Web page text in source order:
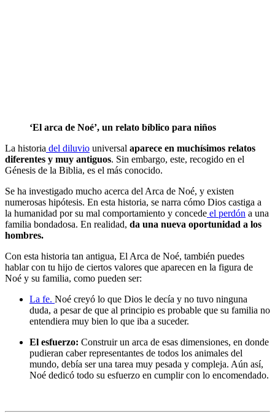
‘El arca de Noé’, un relato bíblico para niños
La historia del diluvio universal aparece en muchísimos relatos
diferentes y muy antiguos. Sin embargo, este, recogido en el
Génesis de la Biblia, es el más conocido.
Se ha investigado mucho acerca del Arca de Noé, y existen
numerosas hipótesis. En esta historia, se narra cómo Dios castiga a
la humanidad por su mal comportamiento y concede el perdón a una
familia bondadosa. En realidad, da una nueva oportunidad a los
hombres.
Con esta historia tan antigua, El Arca de Noé, también puedes
hablar con tu hijo de ciertos valores que aparecen en la figura de
Noé y su familia, como pueden ser:
La fe. Noé creyó lo que Dios le decía y no tuvo ninguna
duda, a pesar de que al principio es probable que su familia no
entendiera muy bien lo que iba a suceder.
El esfuerzo: Construir un arca de esas dimensiones, en donde
pudieran caber representantes de todos los animales del
mundo, debía ser una tarea muy pesada y compleja. Aún así,
Noé dedicó todo su esfuerzo en cumplir con lo encomendado.